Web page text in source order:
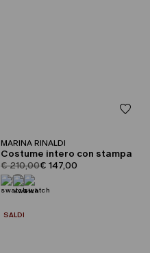
MARINA RINALDI
Costume intero con stampa
product.price.original
€ 210,00product.price.sale
€ 147,00
CATEGORIA:
SALDI